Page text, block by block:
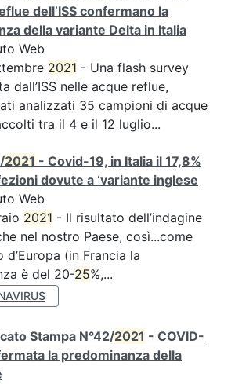
dell’ISS confermano la
della variante Delta in Italia
Web
2021 - Una flash survey
dall’ISS nelle acque reflue,
analizzati 35 campioni di acque
tra il 4 e il 12 luglio...
2021 - Covid-19, in Italia il 17,8%
dovute a ‘variante inglese
Web
2021 - Il risultato dell’indagine
nel nostro Paese, così...come
d’Europa (in Francia la
è del 20-25%,...
Stampa N°42/2021 - COVID-
la predominanza della